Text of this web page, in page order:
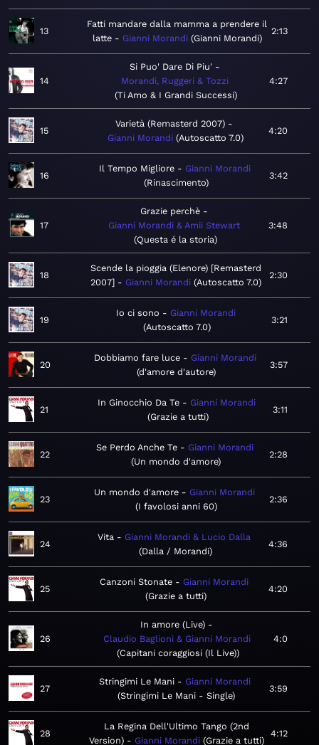
13
Fatti mandare dalla mamma a prendere il
latte
Gianni Morandi Gianni Morandi
2:13
14
Si Puo' Dare Di Piu'
Morandi, Ruggeri & Tozzi
Ti Amo & I Grandi Successi
4:27
15
Varietà (Remasterd 2007)
Gianni Morandi Autoscatto 7.0
4:20
16
Il Tempo Migliore
Gianni Morandi
Rinascimento
3:42
17
Grazie perchè
Gianni Morandi & Amii Stewart
Questa é la storia
3:48
18
Scende la pioggia (Elenore) [Remasterd
2007]
Gianni Morandi Autoscatto 7.0
2:30
19
Io ci sono
Gianni Morandi
Autoscatto 7.0
3:21
20
Dobbiamo fare luce
Gianni Morandi
d'amore d'autore
3:57
21
In Ginocchio Da Te
Gianni Morandi
Grazie a tutti
3:11
22
Se Perdo Anche Te
Gianni Morandi
Un mondo d'amore
2:28
23
Un mondo d'amore
Gianni Morandi
I favolosi anni 60
2:36
24
Vita
Gianni Morandi & Lucio Dalla
Dalla / Morandi
4:36
25
Canzoni Stonate
Gianni Morandi
Grazie a tutti
4:20
26
In amore (Live)
Claudio Baglioni & Gianni Morandi
Capitani coraggiosi (Il Live)
4:0
27
Stringimi Le Mani
Gianni Morandi
Stringimi Le Mani - Single
3:59
28
La Regina Dell'Ultimo Tango (2nd
Version)
Gianni Morandi Grazie a tutti
4:12